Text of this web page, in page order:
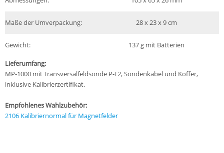
Maße der Umverpackung: 28 x 23 x 9 cm
Gewicht: 137 g mit Batterien
Lieferumfang:
MP-1000 mit Transversalfeldsonde P-T2, Sondenkabel und Koffer,
inklusive Kalibrierzertifikat.
Empfohlenes Wahlzubehör:
2106 Kalibriernormal für Magnetfelder